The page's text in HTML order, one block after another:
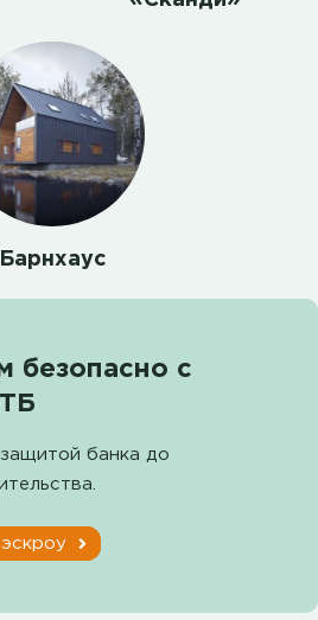
Барнхаус
безопасно с
банка до